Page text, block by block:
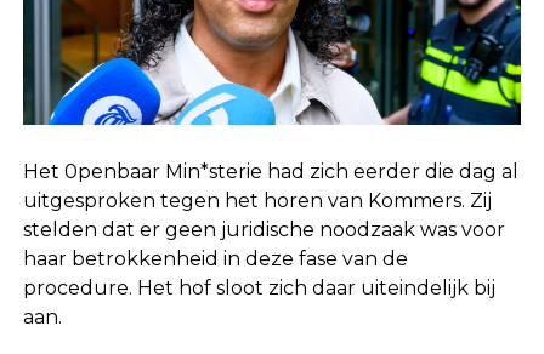
Het 0penbaar Min*sterie had zich eerder die dag al
uitgesproken tegen het horen van Kommers. Zij
stelden dat er geen juridische noodzaak was voor
haar betrokkenheid in deze fase van de
procedure. Het hof sloot zich daar uiteindelijk bij
aan.